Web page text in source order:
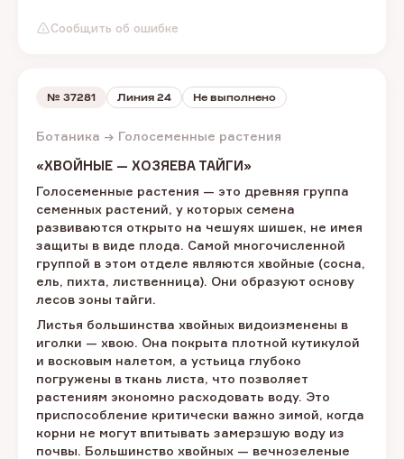
Сообщить об ошибке
№ 37281 Линия 24 Не выполнено
Ботаника → Голосеменные растения
«ХВОЙНЫЕ — ХОЗЯЕВА ТАЙГИ»
Голосеменные растения — это древняя группа
семенных растений, у которых семена
развиваются открыто на чешуях шишек, не имея
защиты в виде плода. Самой многочисленной
группой в этом отделе являются хвойные (сосна,
ель, пихта, лиственница). Они образуют основу
лесов зоны тайги.
Листья большинства хвойных видоизменены в
иголки — хвою. Она покрыта плотной кутикулой
и восковым налетом, а устьица глубоко
погружены в ткань листа, что позволяет
растениям экономно расходовать воду. Это
приспособление критически важно зимой, когда
корни не могут впитывать замерзшую воду из
почвы. Большинство хвойных — вечнозеленые